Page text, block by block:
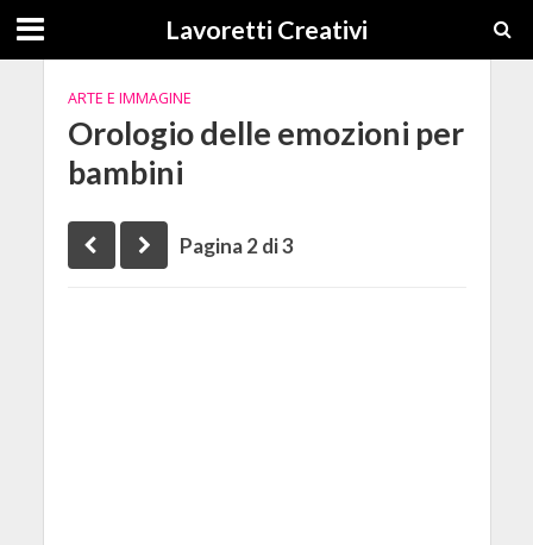
Lavoretti Creativi
ARTE E IMMAGINE
Orologio delle emozioni per
bambini
Pagina 2 di 3